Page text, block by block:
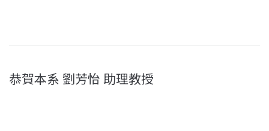
恭賀本系 劉芳怡 助理教授